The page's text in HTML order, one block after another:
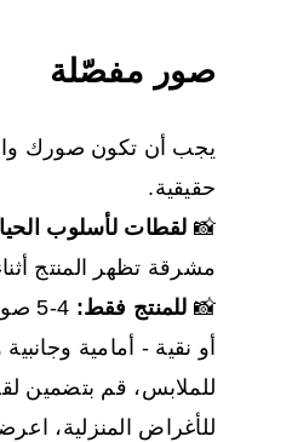
صور مفصّلة
يجب أن تكون صورك
حقيقية.
📸 لقطات لأسلوب
مشرقة تظهر المنتج
📸 للمنتج فقط:
4-5
أو نقية - أمامية
للملابس، قم بتضمين
للأغراض المنزلية،